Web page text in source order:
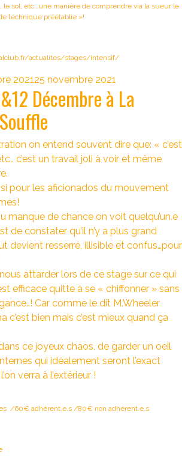
le sol, etc…une manière de comprendre via la sueur le
technique préétablie »!
actualites/stages/intensif/
202125 novembre 2021
Décembre à La
on entend souvent dire que: « c’est
c’est un travail joli à voir et même
pour les aficionados du mouvement
manque de chance on voit quelqu’un.e
de constater qu’il n’y a plus grand
devient resserré, illisible et confus…pour
attarder lors de ce stage sur ce qui
efficace quitte à se « chiffonner » sans
Car comme le dit M.Wheeler
c’est bien mais c’est mieux quand ça
ce joyeux chaos, de garder un oeil
qui idéalement seront l’exact
verra à l’extérieur !
/60€ adhérent.e.s /80€ non adhérent.e.s